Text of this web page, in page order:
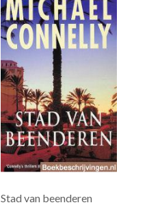
Stad van beenderen